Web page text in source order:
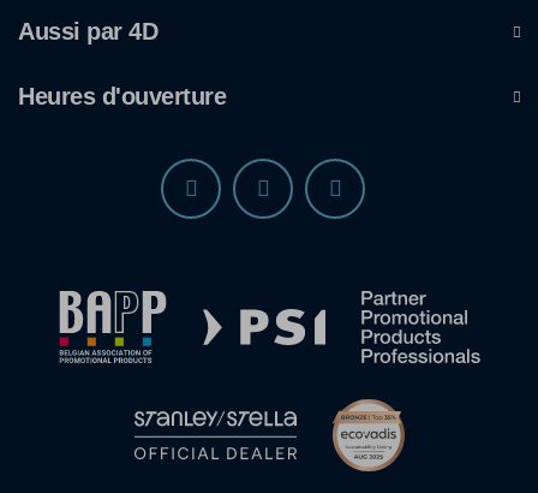
Aussi par 4D
Heures d'ouverture